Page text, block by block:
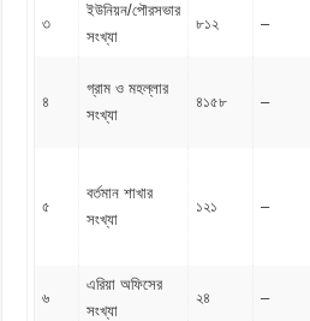
৩
ইউনিয়ন/পৌরসভার
সংখ্যা
৮১২ –
৪
গ্রাম ও মহল্লার
সংখ্যা
৪১৫৮ –
৫
বর্তমান শাখার
সংখ্যা
১২১ –
৬
এরিয়া অফিসের
সংখ্যা
২৪ –